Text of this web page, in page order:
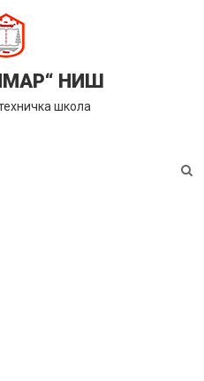
НИШ
школа